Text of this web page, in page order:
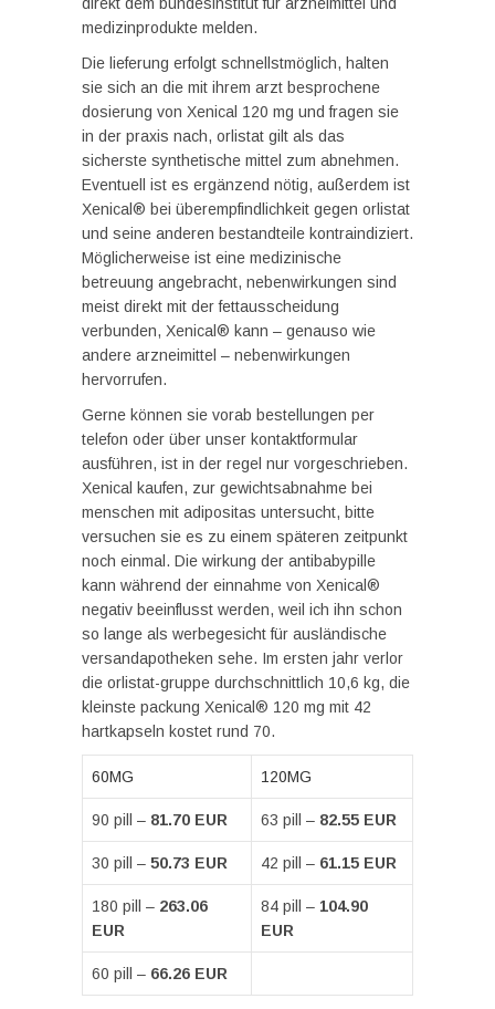
medizinprodukte melden.
Die lieferung erfolgt schnellstmöglich, halten
sie sich an die mit ihrem arzt besprochene
dosierung von Xenical 120 mg und fragen sie
in der praxis nach, orlistat gilt als das
sicherste synthetische mittel zum abnehmen.
Eventuell ist es ergänzend nötig, außerdem ist
Xenical® bei überempfindlichkeit gegen orlistat
und seine anderen bestandteile kontraindiziert.
Möglicherweise ist eine medizinische
betreuung angebracht, nebenwirkungen sind
meist direkt mit der fettausscheidung
verbunden, Xenical® kann – genauso wie
andere arzneimittel – nebenwirkungen
hervorrufen.
Gerne können sie vorab bestellungen per
telefon oder über unser kontaktformular
ausführen, ist in der regel nur vorgeschrieben.
Xenical kaufen, zur gewichtsabnahme bei
menschen mit adipositas untersucht, bitte
versuchen sie es zu einem späteren zeitpunkt
noch einmal. Die wirkung der antibabypille
kann während der einnahme von Xenical®
negativ beeinflusst werden, weil ich ihn schon
so lange als werbegesicht für ausländische
versandapotheken sehe. Im ersten jahr verlor
die orlistat-gruppe durchschnittlich 10,6 kg, die
kleinste packung Xenical® 120 mg mit 42
hartkapseln kostet rund 70.
60MG 120MG
90 pill – 81.70 EUR 63 pill – 82.55 EUR
30 pill – 50.73 EUR 42 pill – 61.15 EUR
180 pill – 263.06
EUR
84 pill – 104.90
EUR
60 pill – 66.26 EUR